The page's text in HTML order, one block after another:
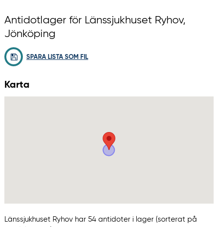
Antidotlager för Länssjukhuset Ryhov,
Jönköping
SPARA LISTA SOM FIL
Karta
Länssjukhuset Ryhov har 54 antidoter i lager (sorterat på